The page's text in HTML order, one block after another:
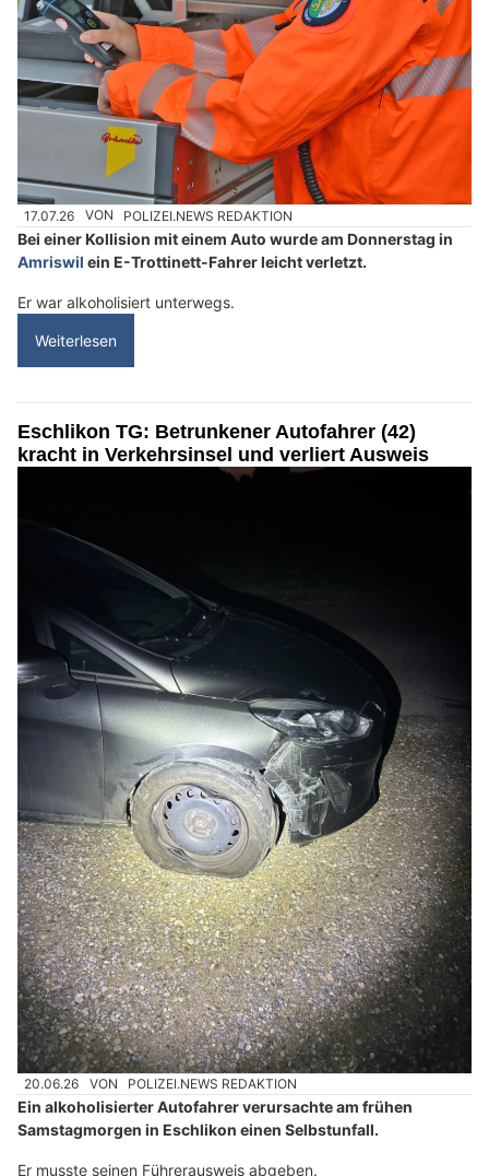
17.07.26 VON POLIZEI.NEWS REDAKTION
Bei einer Kollision mit einem Auto wurde am Donnerstag in
Amriswil ein E-Trottinett-Fahrer leicht verletzt.
Er war alkoholisiert unterwegs.
Weiterlesen
Eschlikon TG: Betrunkener Autofahrer (42)
kracht in Verkehrsinsel und verliert Ausweis
20.06.26 VON POLIZEI.NEWS REDAKTION
Ein alkoholisierter Autofahrer verursachte am frühen
Samstagmorgen in Eschlikon einen Selbstunfall.
Er musste seinen Führerausweis abgeben.